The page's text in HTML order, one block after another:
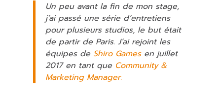
Un peu avant la fin de mon stage,
j’ai passé une série d’entretiens
pour plusieurs studios, le but était
de partir de Paris. J’ai rejoint les
équipes de Shiro Gamesen juillet
2017 en tant que Community &
Marketing Manager.